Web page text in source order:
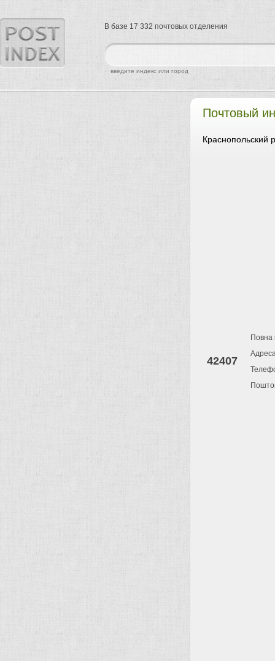
Почтовый
Краснопольский
42407
Повна
найти
введите индекс или город
В базе 17 332 почтовых отделения